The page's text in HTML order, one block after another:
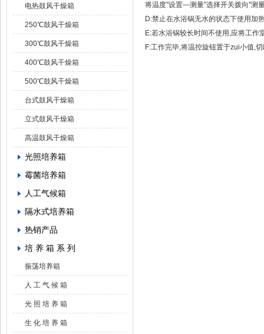
电热鼓风干燥箱
250℃鼓风干燥箱
300℃鼓风干燥箱
400℃鼓风干燥箱
500℃鼓风干燥箱
台式鼓风干燥箱
立式鼓风干燥箱
高温鼓风干燥箱
光照培养箱
霉菌培养箱
人工气候箱
隔水式培养箱
热销产品
培 养 箱 系 列
振荡培养箱
人 工 气 候 箱
光 照 培 养 箱
生 化 培 养 箱
将温度"设置—测量"选择开关拨向"测
D:禁止在水浴锅无水的状态下使用加
E:若水浴锅较长时间不使用,应将工作
F:工作完毕,将温控旋钮置于zui小值,